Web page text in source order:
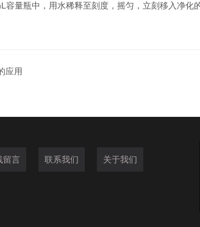
容量瓶中，用水稀释至刻度，摇匀，立刻移入净化
应用
留言 联系我们 关于我们